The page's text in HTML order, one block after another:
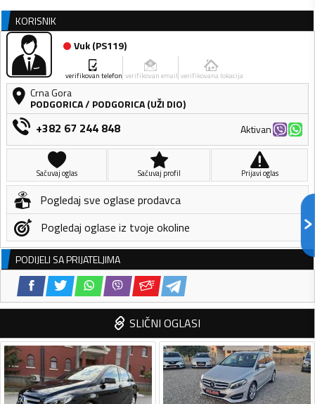
KORISNIK
Vuk(PS119)
verifikovan telefon verifikovan email verifikovana lokacija
Crna Gora
PODGORICA/ PODGORICA (UŽI DIO)
+382 67 244 848 Aktivan
Sačuvaj oglas Sačuvaj profil Prijavi oglas
Pogledaj sve oglase prodavca
Pogledaj oglase iz tvoje okoline
PODIJELI SA PRIJATELJIMA
SLIČNI OGLASI